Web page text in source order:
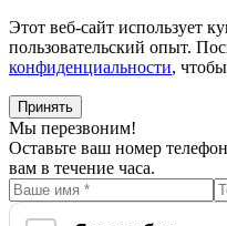
Этот веб-сайт использует
пользовательский опыт.
конфиденциальности,
Принять
Мы перезвоним!
Оставьте ваш номер
вам в течение часа.